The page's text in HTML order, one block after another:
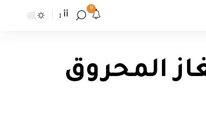
9
أأ
المحروق